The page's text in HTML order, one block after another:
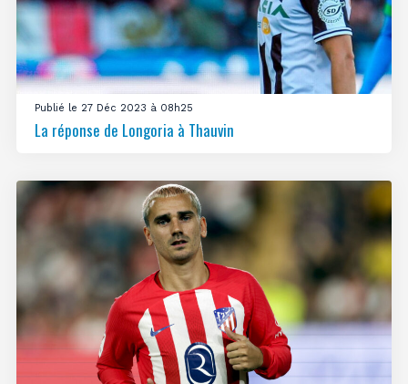
Publié le 27 Déc 2023 à 08h25
La réponse de Longoria à Thauvin